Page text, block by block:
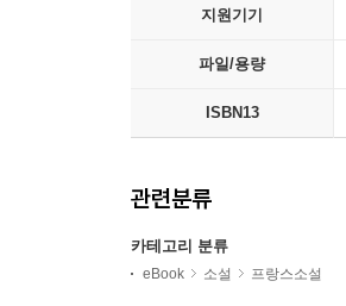
지원기기
파일/용량
ISBN13
관련분류
카테고리 분류
eBook 소설 프랑스소설